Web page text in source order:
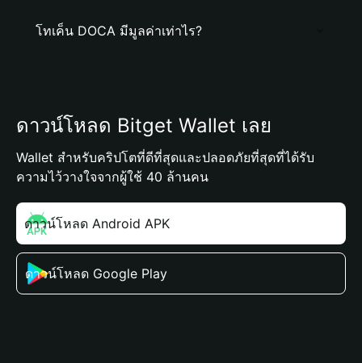
โทเค็น DOCA มีมูลค่าเท่าไร?
ดาวน์โหลด Bitget Wallet เลย
Wallet สำหรับคริปโตที่ดีที่สุดและปลอดภัยที่สุดที่ได้รับ
ความไว้วางใจจากผู้ใช้ 40 ล้านคน
ดาวน์โหลด Android APK
ดาวน์โหลด Google Play